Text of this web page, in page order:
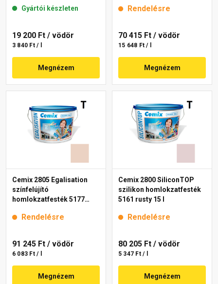
Gyártói készleten
19 200 Ft / vödör
3 840 Ft / l
Megnézem
Rendelésre
70 415 Ft / vödör
15 648 Ft / l
Megnézem
Cemix 2805 Egalisation
színfelújító
homlokzatfesték 5177
Rendelésre
91 245 Ft / vödör
6 083 Ft / l
Megnézem
Cemix 2800 SiliconTOP
szilikon homlokzatfesték
5161 rusty 15 l
Rendelésre
80 205 Ft / vödör
5 347 Ft / l
Megnézem